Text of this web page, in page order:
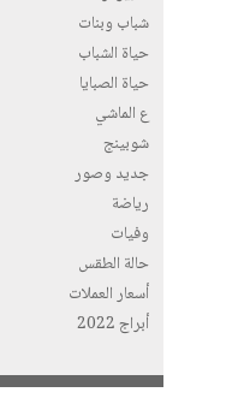
شباب وبنات
حياة الشباب
حياة الصبايا
ع الماشي
شوبينج
جديد وصور
رياضة
وفيات
حالة الطقس
أسعار العملات
أبراج 2022